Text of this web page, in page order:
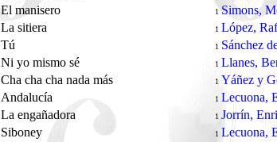
El manisero 1Simons,
La sitiera 1 López,
Tú 1 Sánchez
Ni yo mismo sé 1 Llanes,
Cha cha cha nada más 1 Yáñez y
Andalucía 1 Lecuona,
La engañadora 1 Jorrín,
Siboney 1 Lecuona,